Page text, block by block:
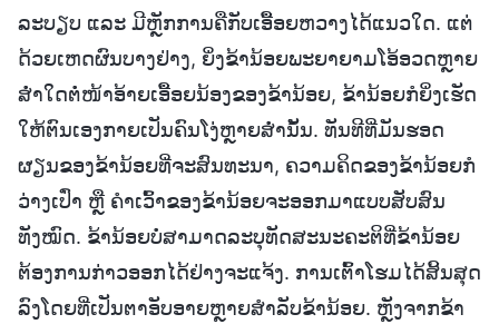
ລະບຽບ ແລະ ມີຫຼັກການຄືກັບເອື້ອຍຫວາງໄດ້ແນວໃດ. ແຕ່
ດ້ວຍເຫດຜົນບາງຢ່າງ, ຍິ່ງຂ້ານ້ອຍພະຍາຍາມໂອ້ອວດຫຼາຍ
ສໍ່າໃດຕໍ່ໜ້າອ້າຍເອື້ອຍນ້ອງຂອງຂ້ານ້ອຍ, ຂ້ານ້ອຍກໍຍິ່ງເຮັດ
ໃຫ້ຕົນເອງກາຍເປັນຄົນໂງ່ຫຼາຍສໍ່ານັ້ນ. ທັນທີທີ່ມັນຮອດ
ຜຽນຂອງຂ້ານ້ອຍທີ່ຈະສົນທະນາ, ຄວາມຄິດຂອງຂ້ານ້ອຍກໍ
ວ່າງເປົ່າ ຫຼື ຄໍາເວົ້າຂອງຂ້ານ້ອຍຈະອອກມາແບບສັບສົນ
ທັງໝົດ. ຂ້ານ້ອຍບໍ່ສາມາດລະບຸທັດສະນະຄະຕິທີ່ຂ້ານ້ອຍ
ຕ້ອງການກ່າວອອກໄດ້ຢ່າງຈະແຈ້ງ. ການເຕົ້າໂຮມໄດ້ສິ້ນສຸດ
ລົງໂດຍທີ່ເປັນຕາອັບອາຍຫຼາຍສຳລັບຂ້ານ້ອຍ. ຫຼັງຈາກຂ້າ